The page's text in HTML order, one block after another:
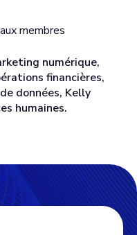
membres
numérique,
financières,
données, Kelly
humaines.